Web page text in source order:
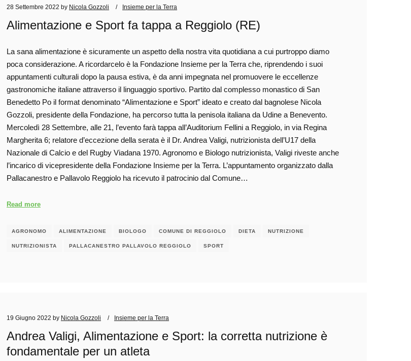
28 Settembre 2022 by Nicola Gozzoli Insieme per la Terra
Alimentazione e Sport fa tappa a Reggiolo (RE)
La sana alimentazione è sicuramente un aspetto della nostra vita quotidiana a cui purtroppo diamo
poca considerazione. A ricordarcelo è la Fondazione Insieme per la Terra che, riprendendo i suoi
appuntamenti culturali dopo la pausa estiva, è da anni impegnata nel promuovere le eccellenze
gastronomiche italiane attraverso il linguaggio sportivo. Partito dal complesso monastico di San
Benedetto Po il format denominato “Alimentazione e Sport” ideato e creato dal bagnolese Nicola
Gozzoli, presidente della Fondazione, ha percorso tutta la penisola italiana da Udine a Benevento.
Mercoledì 28 Settembre, alle 21, l’evento farà tappa all’Auditorium Fellini a Reggiolo, in via Regina
Margherita 6; relatore d’eccezione della serata è il Dr. Andrea Valigi, nutrizionista dell’U17 della
Nazionale di Calcio e del Rugby Viadana 1970. Agronomo e Biologo nutrizionista, Valigi riveste anche
l’incarico di vicepresidente della Fondazione Insieme per la Terra. L’appuntamento organizzato dalla
Pallacanestro e Pallavolo Reggiolo ha ricevuto il patrocinio dal Comune…
Read more
AGRONOMO ALIMENTAZIONE BIOLOGO COMUNE DI REGGIOLO DIETA NUTRIZIONE
NUTRIZIONISTA PALLACANESTRO PALLAVOLO REGGIOLO SPORT
19 Giugno 2022 by Nicola Gozzoli Insieme per la Terra
Andrea Valigi, Alimentazione e Sport: la corretta nutrizione è
fondamentale per un atleta